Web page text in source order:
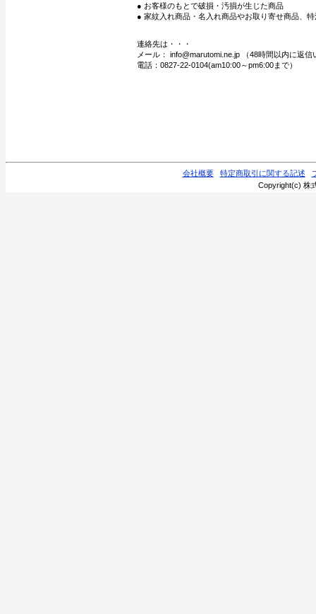
● お客様のもとで破損・汚損が生じた商品
● 家紋入れ商品・名入れ商品やお取り寄せ商品、
連絡先は・・・
メール： info@marutomi.ne.jp （48時間以内に返信
電話：0827-22-0104(am10:00～pm6:00まで）
会社概要 特定商取引に関する記述
Copyright(c) 株